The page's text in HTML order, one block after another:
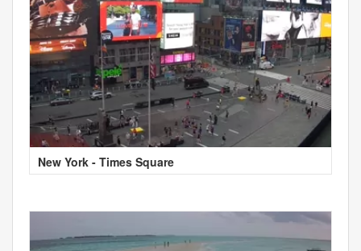
New York - Times Square